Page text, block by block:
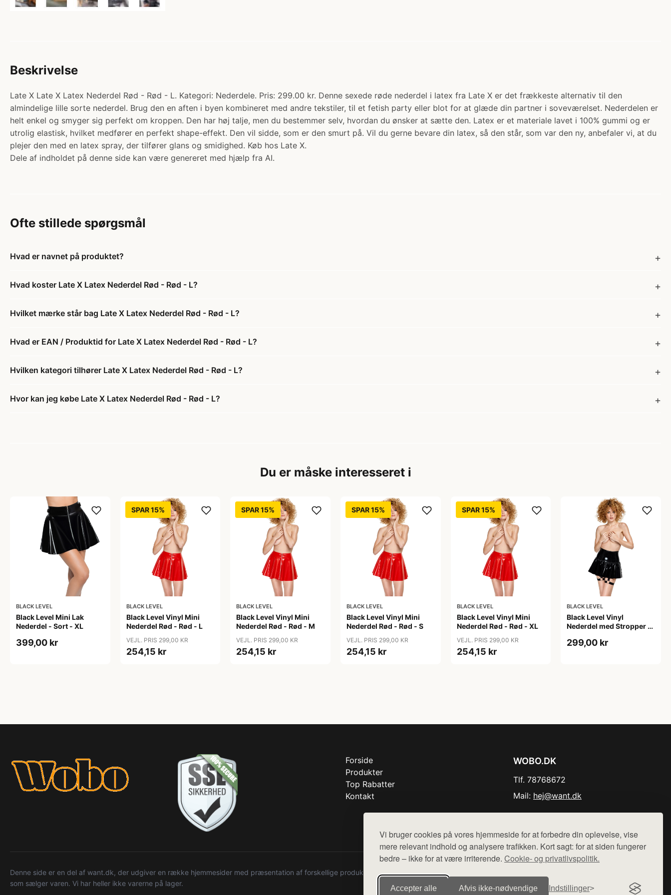
Vi bruger cookies på vores hjemmeside for at forbedre din oplevelse, vise
mere relevant indhold og analysere trafikken. Kort sagt: for at siden fungerer
bedre – ikke for at være irriterende. Cookie- og privatlivspolitik.
Accepter alle Afvis ikke‑nødvendige Indstillinger
Beskrivelse
Late X Late X Latex Nederdel Rød - Rød - L. Kategori: Nederdele. Pris: 299.00 kr. Denne sexede røde nederdel i latex fra Late X er det frækkeste alternativ til den
almindelige lille sorte nederdel. Brug den en aften i byen kombineret med andre tekstiler, til et fetish party eller blot for at glæde din partner i soveværelset. Nederdelen er
helt enkel og smyger sig perfekt om kroppen. Den har høj talje, men du bestemmer selv, hvordan du ønsker at sætte den. Latex er et materiale lavet i 100% gummi og er
utrolig elastisk, hvilket medfører en perfekt shape-effekt. Den vil sidde, som er den smurt på. Vil du gerne bevare din latex, så den står, som var den ny, anbefaler vi, at du
plejer den med en latex spray, der tilfører glans og smidighed. Køb hos Late X.
Dele af indholdet på denne side kan være genereret med hjælp fra AI.
Ofte stillede spørgsmål
Hvad er navnet på produktet?
Hvad koster Late X Latex Nederdel Rød - Rød - L?
Hvilket mærke står bag Late X Latex Nederdel Rød - Rød - L?
Hvad er EAN / Produktid for Late X Latex Nederdel Rød - Rød - L?
Hvilken kategori tilhører Late X Latex Nederdel Rød - Rød - L?
Hvor kan jeg købe Late X Latex Nederdel Rød - Rød - L?
Du er måske interesseret i
BLACK LEVEL
Black Level Mini Lak
Nederdel - Sort - XL
399,00 kr
SPAR 15%
BLACK LEVEL
Black Level Vinyl Mini
Nederdel Rød - Rød - L
VEJL. PRIS 299,00 KR
254,15 kr
SPAR 15%
BLACK LEVEL
Black Level Vinyl Mini
Nederdel Rød - Rød - M
VEJL. PRIS 299,00 KR
254,15 kr
SPAR 15%
BLACK LEVEL
Black Level Vinyl Mini
Nederdel Rød - Rød - S
VEJL. PRIS 299,00 KR
254,15 kr
SPAR 15%
BLACK LEVEL
Black Level Vinyl Mini
Nederdel Rød - Rød - XL
VEJL. PRIS 299,00 KR
254,15 kr
BLACK LEVEL
Black Level Vinyl
Nederdel med Stropper til
299,00 kr
Forside
Produkter
Top Rabatter
Kontakt
WOBO.DK
Tlf. 78768672
Mail: hej@want.dk
Denne side er en del af want.dk, der udgiver en række hjemmesider med præsentation af forskellige produkter fra diverse webshops. Der sælges ikke varer fra denne side - vi henviser til de shops,
som sælger varen. Vi har heller ikke varerne på lager.